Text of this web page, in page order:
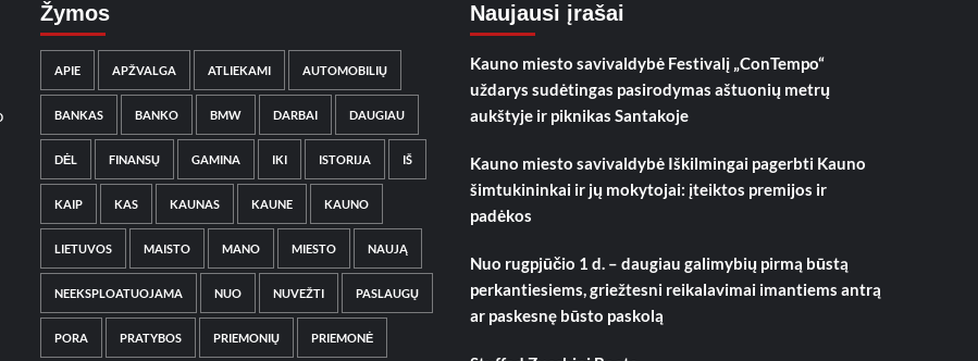
Žymos
APIE APŽVALGA ATLIEKAMI AUTOMOBILIŲ
BANKAS BANKO BMW DARBAI DAUGIAU
DĖL FINANSŲ GAMINA IKI ISTORIJA IŠ
KAIP KAS KAUNAS KAUNE KAUNO
LIETUVOS MAISTO MANO MIESTO NAUJĄ
NEEKSPLOATUOJAMA NUO NUVEŽTI PASLAUGŲ
PORA PRATYBOS PRIEMONIŲ PRIEMONĖ
Naujausi įrašai
Kauno miesto savivaldybė Festivalį „ConTempo“
uždarys sudėtingas pasirodymas aštuonių metrų
aukštyje ir piknikas Santakoje
Kauno miesto savivaldybė Iškilmingai pagerbti Kauno
šimtukininkai ir jų mokytojai: įteiktos premijos ir
padėkos
Nuo rugpjūčio 1 d. – daugiau galimybių pirmą būstą
perkantiesiems, griežtesni reikalavimai imantiems antrą
ar paskesnę būsto paskolą